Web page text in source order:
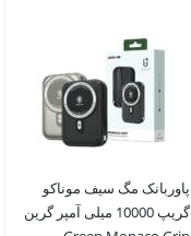
پاوربانک مگ سیف موناکو
گریپ 10000 میلی آمپر گرین